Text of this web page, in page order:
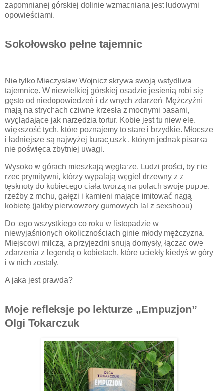
zapomnianej górskiej dolinie wzmacniana jest ludowymi
opowieściami.
Sokołowsko pełne tajemnic
Nie tylko Mieczysław Wojnicz skrywa swoją wstydliwa
tajemnicę. W niewielkiej górskiej osadzie jesienią robi się
gęsto od niedopowiedzeń i dziwnych zdarzeń. Mężczyźni
mają na strychach dziwne krzesła z mocnymi pasami,
wyglądające jak narzędzia tortur. Kobie jest tu niewiele,
większość tych, które poznajemy to stare i brzydkie. Młodsze
i ładniejsze są najwyżej kuracjuszki, którym jednak pisarka
nie poświęca zbytniej uwagi.
Wysoko w górach mieszkają węglarze. Ludzi prości, by nie
rzec prymitywni, którzy wypalają węgiel drzewny z z
tęsknoty do kobiecego ciała tworzą na polach swoje puppe:
rzeźby z mchu, gałęzi i kamieni mające imitować nagą
kobietę (jakby pierwowzory gumowych lal z sexshopu)
Do tego wszystkiego co roku w listopadzie w
niewyjaśnionych okolicznościach ginie młody mężczyzna.
Miejscowi milczą, a przyjezdni snują domysły, łącząc owe
zdarzenia z legendą o kobietach, które uciekły kiedyś w góry
i w nich zostały.
A jaka jest prawda?
Moje refleksje po lekturze „Empuzjon”
Olgi Tokarczuk